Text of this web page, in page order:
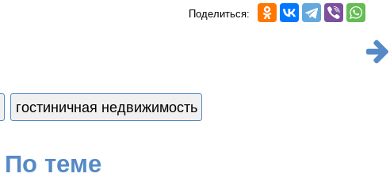
Поделиться:
гостиничная недвижимость
По теме